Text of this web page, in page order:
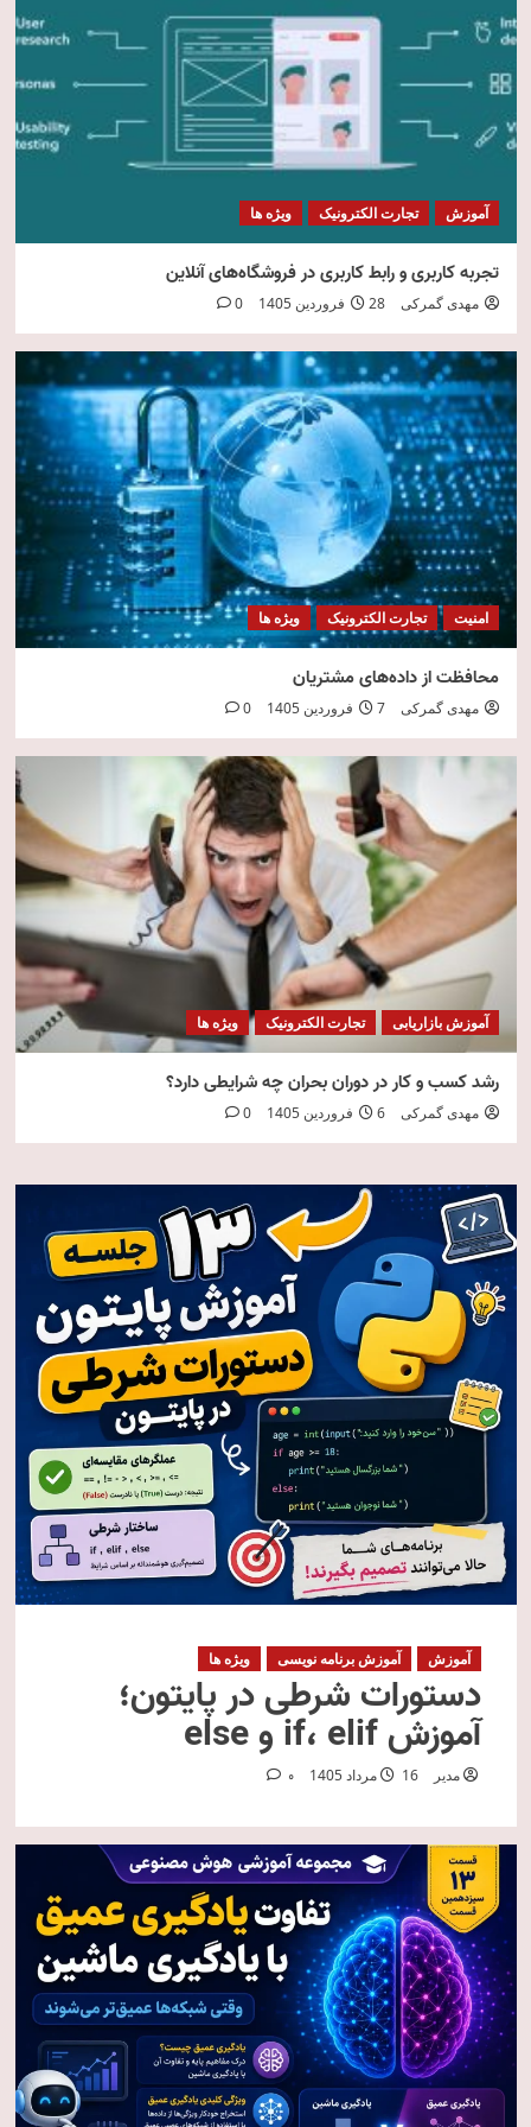
5
امنیت فناوری اطلاعات
آموزش تجارت الکترونیک ویژه ها
تجربه کاربری و رابط کاربری در فروشگاه‌های آنلاین
مهدی گمرکی 28 فروردین 1405 0
امنیت تجارت الکترونیک ویژه ها
محافظت از داده‌های مشتریان
مهدی گمرکی 7 فروردین 1405 0
آموزش بازاریابی تجارت الکترونیک ویژه ها
رشد کسب و کار در دوران بحران چه شرایطی دارد؟
مهدی گمرکی 6 فروردین 1405 0
آموزش آموزش برنامه نویسی ویژه ها
دستورات شرطی در پایتون؛
آموزش if، elif و else
مدیر 16 مرداد 1405 0